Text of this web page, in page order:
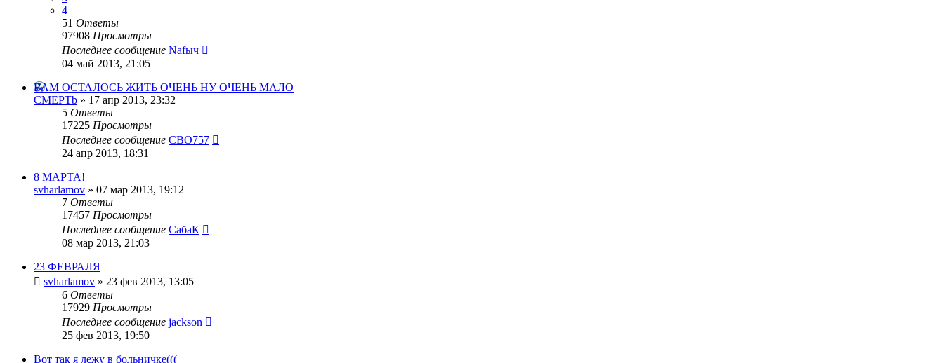
4
51 Ответы
97908 Просмотры
Последнее сообщение Nafыч
04 май 2013, 21:05
ВАМ ОСТАЛОСЬ ЖИТЬ ОЧЕНЬ НУ ОЧЕНЬ МАЛО
CMEPTb » 17 апр 2013, 23:32
5 Ответы
17225 Просмотры
Последнее сообщение CBO757
24 апр 2013, 18:31
8 МАРТА!
svharlamov » 07 мар 2013, 19:12
7 Ответы
17457 Просмотры
Последнее сообщение СабаК
08 мар 2013, 21:03
23 ФЕВРАЛЯ
svharlamov » 23 фев 2013, 13:05
6 Ответы
17929 Просмотры
Последнее сообщение jackson
25 фев 2013, 19:50
Вот так я лежу в больничке(((